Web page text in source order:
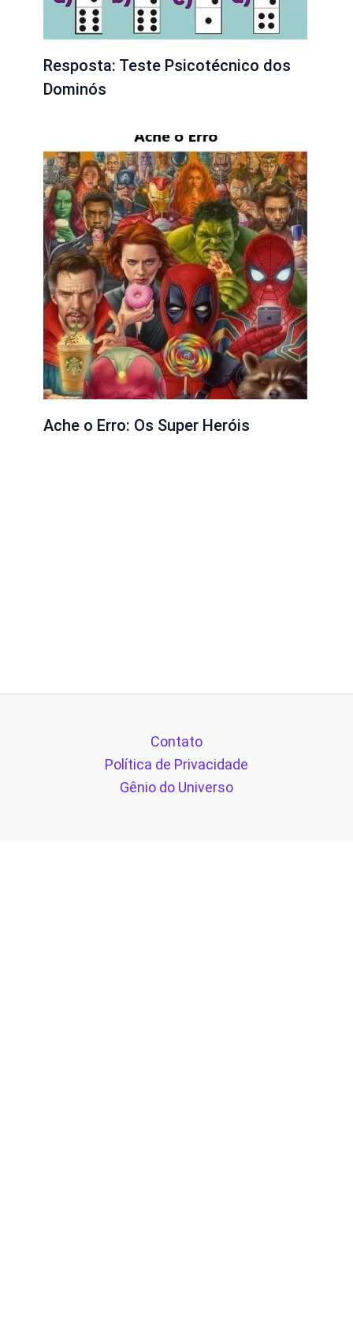
Resposta: Teste Psicotécnico dos
Dominós
Ache o Erro: Os Super Heróis
Contato
Política de Privacidade
Gênio do Universo